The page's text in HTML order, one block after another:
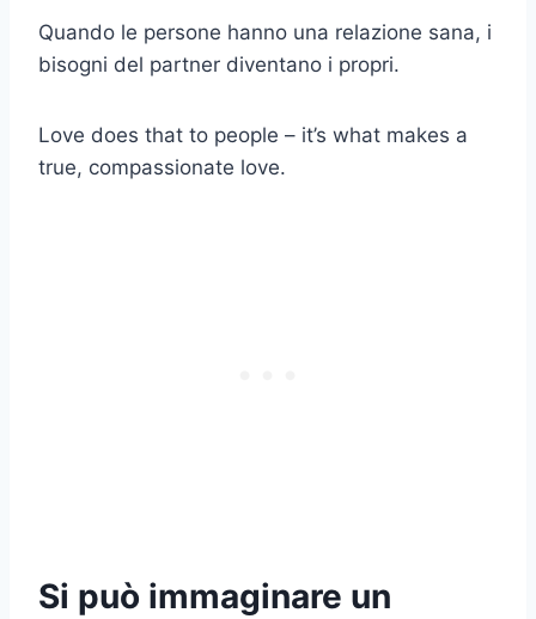
Quando le persone hanno una relazione sana, i
bisogni del partner diventano i propri.
Love does that to people – it’s what makes a
true, compassionate love.
Si può immaginare un